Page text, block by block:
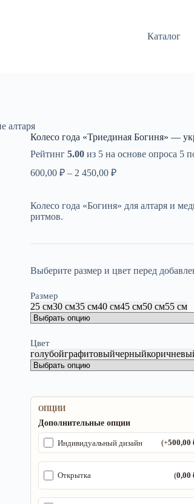
Каталог
алтаря
Колесо года «Триединая Богиня» —
Рейтинг 5.00из 5 на основе опроса 5
600,00 ₽ – 2 450,00 ₽Диапазон
–
Колесо года «Богиня» для алтаря и
ритмов.
Выберите размер и цвет перед
Размер
25 см30 см35 см40 см45 см50 см55 см
Цвет
голубойграфитовыйчерный
ОПЦИИ
Дополнительные опции
Индивидуальный дизайн (+500,00
Открытка (0,00